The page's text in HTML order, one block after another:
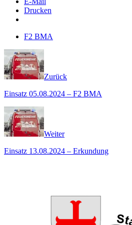
Drucken
F2 BMA
Zurück
Einsatz 05.08.2024 – F2 BMA
Weiter
Einsatz 13.08.2024 – Erkundung